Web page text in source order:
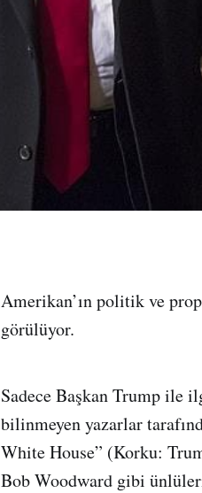
Amerikan’ın politik ve
görülüyor.
Sadece Başkan Trump ile
bilinmeyen yazarlar
White House” (Korku:
Bob Woodward gibi